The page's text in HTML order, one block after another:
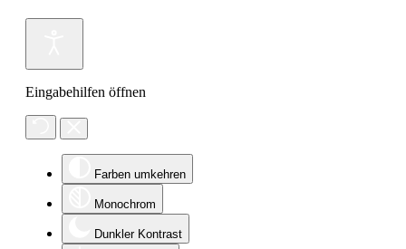
Eingabehilfen öffnen
Farben umkehren
Monochrom
Dunkler Kontrast